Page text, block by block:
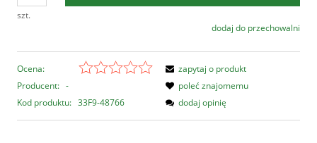
szt.
dodaj do przechowalni
Ocena:
Producent: -
Kod produktu: 33F9-48766
zapytaj o produkt
poleć znajomemu
dodaj opinię